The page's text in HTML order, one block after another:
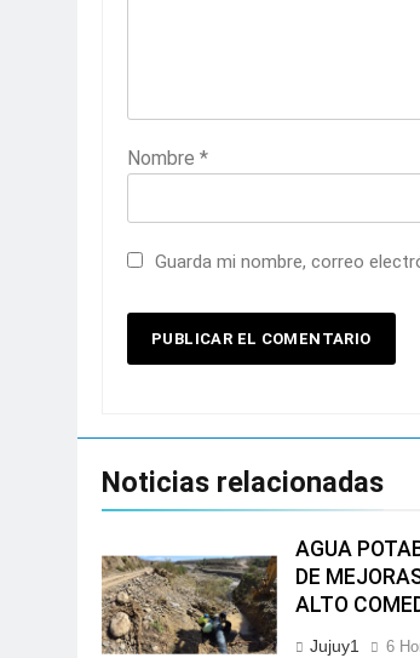
Nombre *
Guarda mi nombre, correo
Noticias relacionadas
AGUA
DE
ALTO
Jujuy1 6